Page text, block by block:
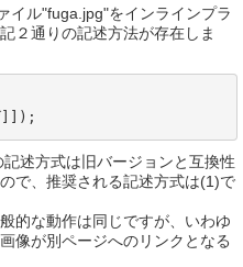
イル"fuga.jpg"をインラインプラ
２通りの記述方法が存在しま
]]);
述方式は旧バージョンと互換性
で、推奨される記述方式は(1)で
的な動作は同じですが、いわゆ
像が別ページへのリンクとなる